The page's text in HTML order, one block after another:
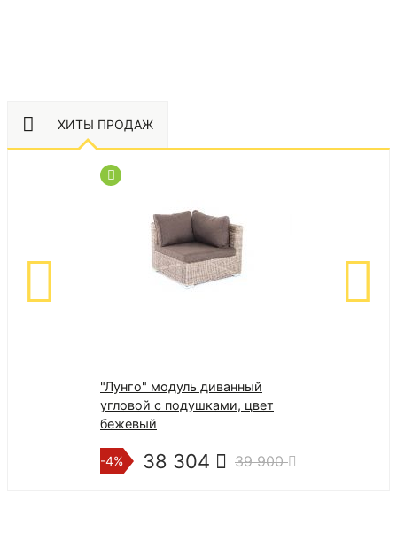
ХИТЫ ПРОДАЖ
"Лунго" модуль диванный
угловой с подушками, цвет
бежевый
-4% 38 304 39 900